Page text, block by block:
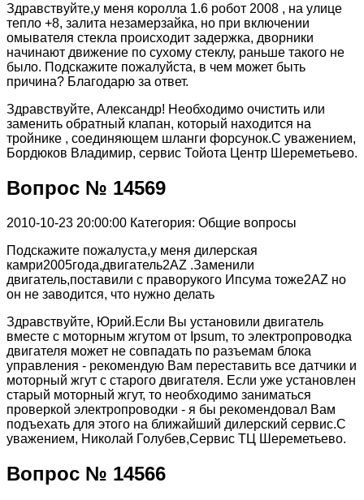
Здравствуйте,у меня королла 1.6 робот 2008 , на улице
тепло +8, залита незамерзайка, но при включении
омывателя стекла происходит задержка, дворники
начинают движение по сухому стеклу, раньше такого не
было. Подскажите пожалуйста, в чем может быть
причина? Благодарю за ответ.
Здравствуйте, Александр! Необходимо очистить или
заменить обратный клапан, который находится на
тройнике , соединяющем шланги форсунок.С уважением,
Бордюков Владимир, сервис Тойота Центр Шереметьево.
Вопрос № 14569
2010-10-23 20:00:00 Категория: Общие вопросы
Подскажите пожалуста,у меня дилерская
камри2005года,двигатель2AZ .Заменили
двигатель,поставили с праворукого Ипсума тоже2AZ но
он не заводится, что нужно делать
Здравствуйте, Юрий.Если Вы установили двигатель
вместе с моторным жгутом от Ipsum, то электропроводка
двигателя может не совпадать по разъемам блока
управления - рекомендую Вам переставить все датчики и
моторный жгут с старого двигателя. Если уже установлен
старый моторный жгут, то необходимо заниматься
проверкой электропроводки - я бы рекомендовал Вам
подъехать для этого на ближайший дилерский сервис.С
уважением, Николай Голубев,Сервис ТЦ Шереметьево.
Вопрос № 14566